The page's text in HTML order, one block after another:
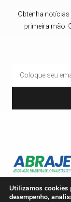
Obtenha
primeira mão.
Utilizamos cookies
desempenho,